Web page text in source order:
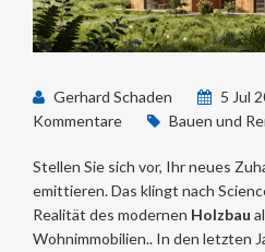
Gerhard Schaden 5 Jul
Kommentare
Bauen und
Stellen Sie sich vor, Ihr neues
emittieren. Das klingt nach
Realität des modernen Holzbau
Wohnimmobilien.. In den letzten